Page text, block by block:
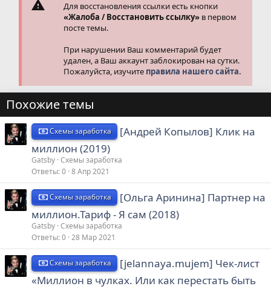
Для восстановления ссылки есть кнопки
«Жалоба / Восстановить ссылку» в первом
посте темы.
При нарушении Ваш комментарий будет
удален, а Ваш аккаунт заблокирован на сутки.
Пожалуйста, изучите правила нашего сайта.
Похожие темы
Схемы заработка
[Андрей Копылов] Клик на
миллион (2019)
Gatsby Схемы заработка
Ответы 0 8 Апр 2021
Схемы заработка
[Ольга Аринина] Партнер на
миллион.Тариф - Я сам (2018)
Gatsby Схемы заработка
Ответы 0 28 Мар 2021
Схемы заработка
[jelannaya.mujem] Чек-лист
«Миллион в чулках. Или как перестать быть